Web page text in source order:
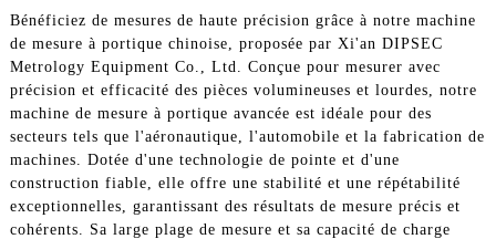
Bénéficiez de mesures de haute précision grâce à notre machine
de mesure à portique chinoise, proposée par Xi'an DIPSEC
Metrology Equipment Co., Ltd. Conçue pour mesurer avec
précision et efficacité des pièces volumineuses et lourdes, notre
machine de mesure à portique avancée est idéale pour des
secteurs tels que l'aéronautique, l'automobile et la fabrication de
machines. Dotée d'une technologie de pointe et d'une
construction fiable, elle offre une stabilité et une répétabilité
exceptionnelles, garantissant des résultats de mesure précis et
cohérents. Sa large plage de mesure et sa capacité de charge